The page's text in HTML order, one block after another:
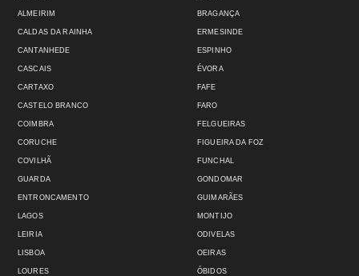
ALMEIRIM BRAGANÇA
CALDAS DA RAINHA
CANTANHEDE
CASCAIS
CARTAXO
CASTELO BRANCO
COIMBRA
CORUCHE
COVILHÃ
GUARDA
ENTRONCAMENTO
ERMESINDE
ESPINHO
ÉVORA
FAFE
FARO
FELGUEIRAS
FIGUEIRA DA FOZ
FUNCHAL
GONDOMAR
GUIMARÃES
LAGOS
LEIRIA
LISBOA
LOURES
MONTIJO
ODIVELAS
OEIRAS
ÓBIDOS